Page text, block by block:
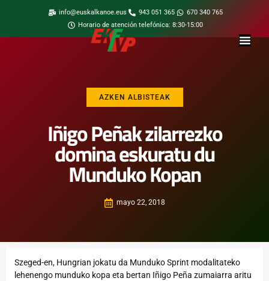
info@euskalkanoe.eus 943 051 365
670 340 765
Horario de atención telefónica: 8:30-15:00
AZKEN ALBISTEAK
Iñigo Peñak zilarrezko
domina eskuratu du
Munduko Kopan
mayo 22, 2018
Szeged-en, Hungrian jokatu da Munduko Sprint modalitateko
lehenengo munduko kopa eta bertan Iñigo Peña zumaiarra aritu